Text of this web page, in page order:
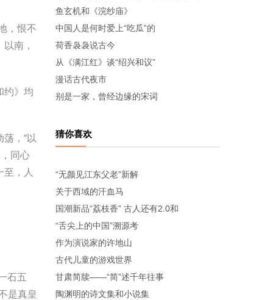
，恨不
南，
》均
，“以
同心
，人
石五
是真皇
鱼玄机和《浣纱庙》
中国人是何时爱上“吃瓜”的
荷香袅袅说古今
从《满江红》谈“绍兴和议”
漫话古代夜市
别是一家，曾经边缘的宋词
猜你喜欢
“无颜见江东父老”新解
关于西域的汗血马
国潮新品“荔枝香” 古人还有2.0和
“舌尖上的中国”溯源考
作为演说家的许地山
古代儿童的游戏世界
甘肃简牍——“简”述千年往事
陶渊明的诗文集和小说集